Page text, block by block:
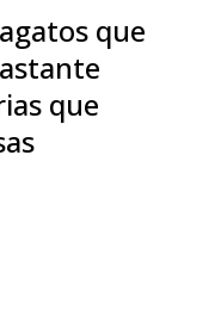
que
que